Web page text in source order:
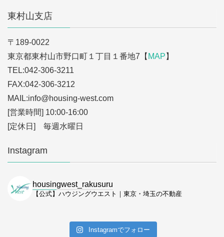
東村山支店
〒189-0022
東京都東村山市野口町１丁目１番地7【 MAP 】
TEL:042-306-3211
FAX:042-306-3212
MAIL:info@housing-west.com
[営業時間] 10:00-16:00
[定休日] 毎週水曜日
Instagram
housingwest_rakusuru
【公式】ハウジングウエスト｜東京・埼玉の不動産
Instagramでフォロー